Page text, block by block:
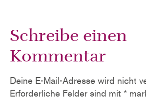
Schreibe einen
Kommentar
Deine E-Mail-Adresse wird nicht
Erforderliche Felder sind mit *